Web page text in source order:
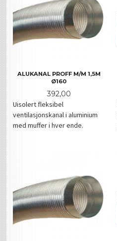
ALUKANAL PROFF M/M 1,5M
Ø160
Pris
392,00
Uisolert fleksibel
ventilasjonskanal i aluminium
med muffer i hver ende.